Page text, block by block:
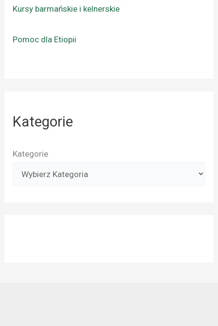
Kursy barmańskie i kelnerskie
Pomoc dla Etiopii
Kategorie
Kategorie